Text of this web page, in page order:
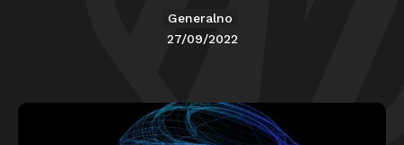
Generalno
27/09/2022